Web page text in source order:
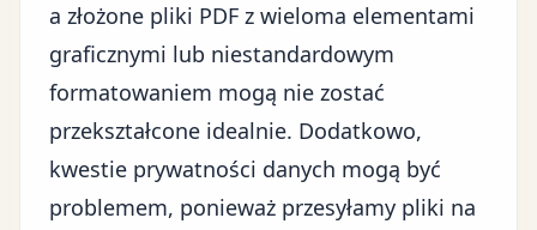
a złożone pliki PDF z wieloma elementami
graficznymi lub niestandardowym
formatowaniem mogą nie zostać
przekształcone idealnie. Dodatkowo,
kwestie prywatności danych mogą być
problemem, ponieważ przesyłamy pliki na